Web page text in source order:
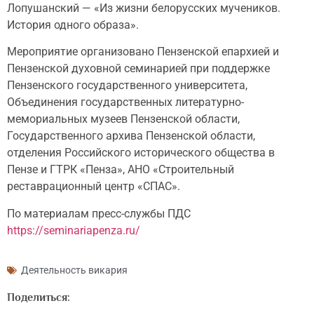
Лопушанский — «Из жизни белорусских мучеников.
История одного образа».
Мероприятие организовано Пензенской епархией и
Пензенской духовной семинарией при поддержке
Пензенского государственного университета,
Объединения государственных литературно-
мемориальных музеев Пензенской области,
Государственного архива Пензенской области,
отделения Российского исторического общества в
Пензе и ГТРК «Пенза», АНО «Строительный
реставрационный центр «СПАС».
По материалам пресс-службы ПДС
https://seminariapenza.ru/
Деятельность викария
Поделиться: